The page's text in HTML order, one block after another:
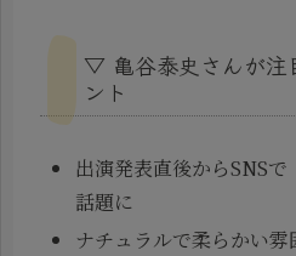
▽ 亀谷泰史さんが注
ント
出演発表直後からSNSで
話題に
ナチュラルで柔らかい